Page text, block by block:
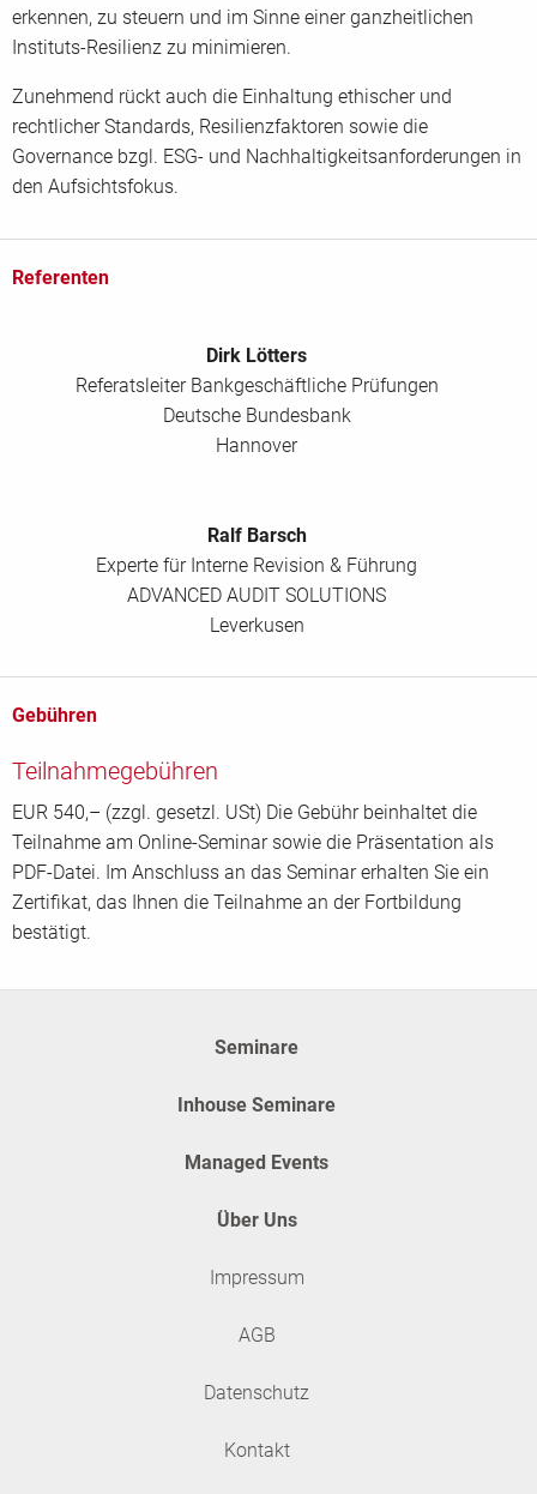
erkennen, zu steuern und im Sinne einer ganzheitlichen
Instituts-Resilienz zu minimieren.
Zunehmend rückt auch die Einhaltung ethischer und
rechtlicher Standards, Resilienzfaktoren sowie die
Governance bzgl. ESG- und Nachhaltigkeitsanforderungen in
den Aufsichtsfokus.
Referenten
Dirk Lötters
Referatsleiter Bankgeschäftliche Prüfungen
Deutsche Bundesbank
Hannover
Ralf Barsch
Experte für Interne Revision & Führung
ADVANCED AUDIT SOLUTIONS
Leverkusen
Gebühren
Teilnahmegebühren
EUR 540,– (zzgl. gesetzl. USt) Die Gebühr beinhaltet die
Teilnahme am Online-Seminar sowie die Präsentation als
PDF-Datei. Im Anschluss an das Seminar erhalten Sie ein
Zertifikat, das Ihnen die Teilnahme an der Fortbildung
bestätigt.
Seminare
Inhouse Seminare
Managed Events
Über Uns
Impressum
AGB
Datenschutz
Kontakt